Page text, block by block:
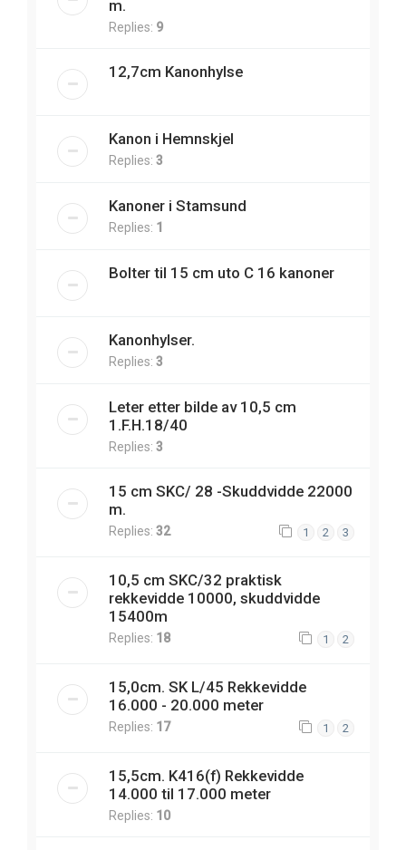
m.
Replies: 9
12,7cm Kanonhylse
Kanon i Hemnskjel
Replies: 3
Kanoner i Stamsund
Replies: 1
Bolter til 15 cm uto C 16 kanoner
Kanonhylser.
Replies: 3
Leter etter bilde av 10,5 cm
1.F.H.18/40
Replies: 3
15 cm SKC/ 28 -Skuddvidde 22000
m.
Replies: 32 1 2 3
10,5 cm SKC/32 praktisk
rekkevidde 10000, skuddvidde
15400m
Replies: 18 1 2
15,0cm. SK L/45 Rekkevidde
16.000 - 20.000 meter
Replies: 17 1 2
15,5cm. K416(f) Rekkevidde
14.000 til 17.000 meter
Replies: 10